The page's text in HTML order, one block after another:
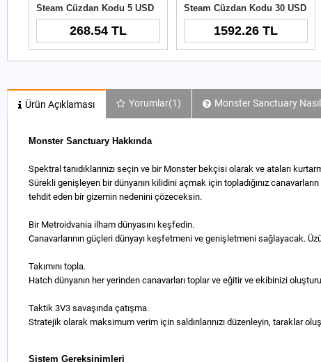
Steam Cüzdan Kodu 5 USD
268.54 TL
Steam Cüzdan Kodu 30 USD
1592.26 TL
Ürün Açıklaması Yorumlar(1) Monster Sanctuary
Monster Sanctuary Hakkında
Spektral tanıdıklarınızı seçin ve bir Monster bekçisi olarak ve ataları
Sürekli genişleyen bir dünyanın kilidini açmak için topladığınız
tehdit eden bir gizemin nedenini çözeceksin.
Bir Metroidvania ilham dünyasını keşfedin.
Canavarlarının güçleri dünyayı keşfetmeni ve genişletmeni sağlayacak.
Takımını topla.
Hatch dünyanın her yerinden canavarları toplar ve eğitir ve ekibinizi
Taktik 3V3 savaşında çatışma.
Stratejik olarak maksimum verim için saldırılarınızı düzenleyin, taraklar
Sistem Gereksinimleri